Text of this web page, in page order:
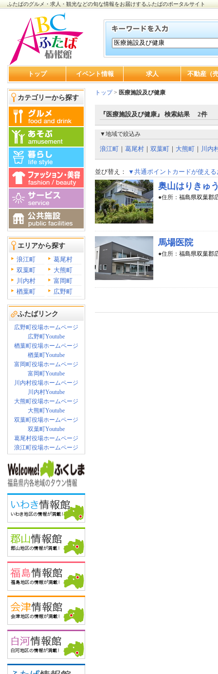
ふたばのグルメ・求人・観光などの旬な情報をお届けするふたばのポータルサイト
トップ イベント情報 求人 不動産（
カテゴリーから探す
エリアから探す
浪江町
葛尾村
双葉町
大熊町
川内村
富岡町
楢葉町
広野町
ふたばリンク
広野町役場ホームページ
広野町Youtube
楢葉町役場ホームページ
楢葉町Youtube
富岡町役場ホームページ
富岡町Youtube
川内村役場ホームページ
川内村Youtube
大熊町役場ホームページ
大熊町Youtube
双葉町役場ホームページ
双葉町Youtube
葛尾村役場ホームページ
浪江町役場ホームページ
トップ> 医療施設及び健康
『医療施設及び健康』 検索結果 2件
▼地域で絞込み
浪江町 ｜ 葛尾村 ｜ 双葉町 ｜ 大熊町 ｜ 川内
並び替え： ▼共通ポイントカードが使える
奥山はりきゅ
●住所： 福島県双葉郡
馬場医院
●住所： 福島県双葉郡